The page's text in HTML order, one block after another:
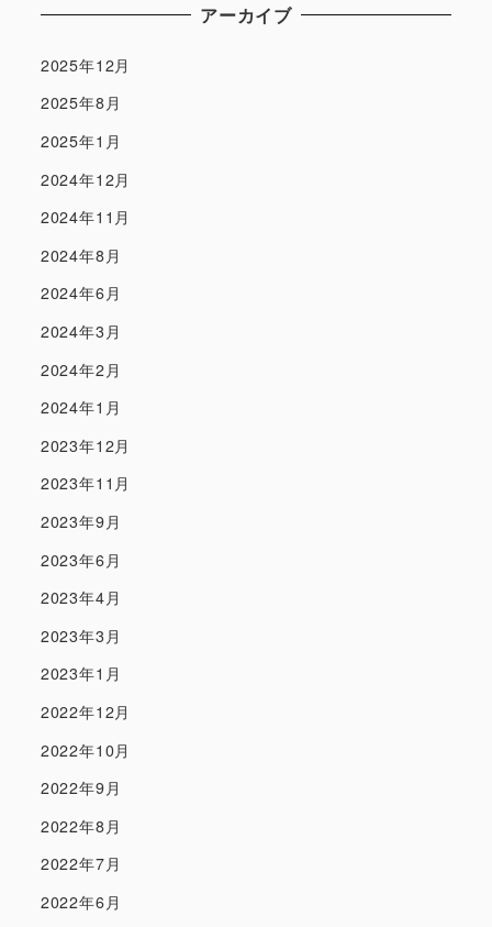
アーカイブ
2025年12月
2025年8月
2025年1月
2024年12月
2024年11月
2024年8月
2024年6月
2024年3月
2024年2月
2024年1月
2023年12月
2023年11月
2023年9月
2023年6月
2023年4月
2023年3月
2023年1月
2022年12月
2022年10月
2022年9月
2022年8月
2022年7月
2022年6月